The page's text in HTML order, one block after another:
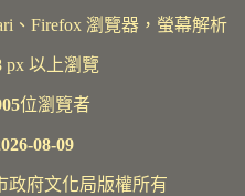
、Firefox 瀏覽器，螢幕解析
px 以上瀏覽
位瀏覽者
08-09
政府文化局版權所有